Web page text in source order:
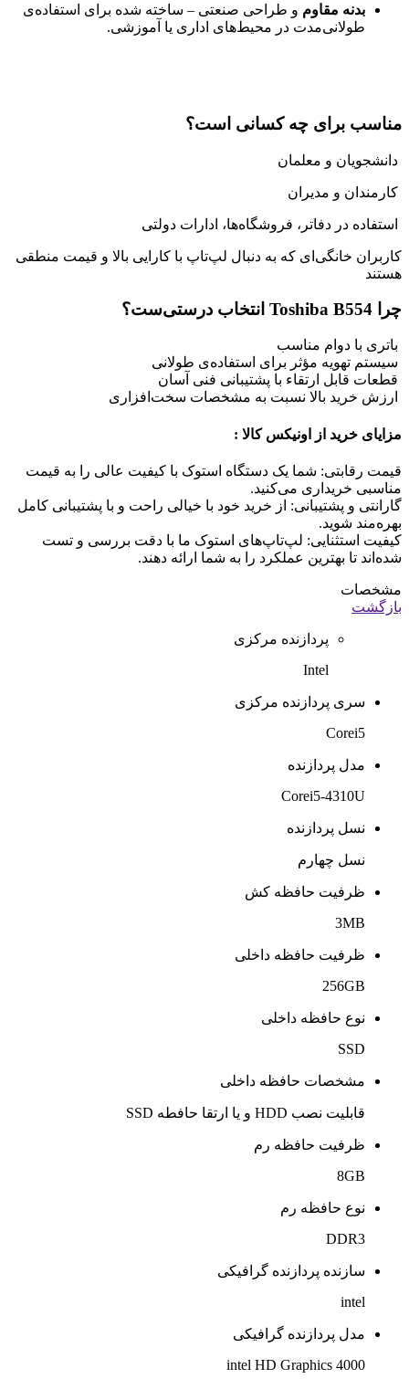
بدنه مقاوم و طراحی صنعتی – ساخته شده برای استفاده‌ی
طولانی‌مدت در محیط‌های اداری یا آموزشی.
مناسب برای چه کسانی است؟
دانشجویان و معلمان
کارمندان و مدیران
استفاده در دفاتر، فروشگاه‌ها، ادارات دولتی
کاربران خانگی‌ای که به دنبال لپ‌تاپ با کارایی بالا و قیمت منطقی
هستند
چرا Toshiba B554 انتخاب درستی‌ست؟
باتری با دوام مناسب
سیستم تهویه مؤثر برای استفاده‌ی طولانی
قطعات قابل ارتقاء با پشتیبانی فنی آسان
ارزش خرید بالا نسبت به مشخصات سخت‌افزاری
مزایای خرید از اونیکس کالا :
قیمت رقابتی: شما یک دستگاه استوک با کیفیت عالی را به قیمت
مناسبی خریداری می‌کنید.
گارانتی و پشتیبانی: از خرید خود با خیالی راحت و با پشتیبانی کامل
بهره‌مند شوید.
کیفیت استثنایی: لپ‌تاپ‌های استوک ما با دقت بررسی و تست
شده‌اند تا بهترین عملکرد را به شما ارائه دهند.
مشخصات
بازگشت
پردازنده مرکزی
Intel
سری پردازنده مرکزی
Corei5
مدل پردازنده
Corei5-4310U
نسل پردازنده
نسل چهارم
ظرفیت حافظه کش
3MB
ظرفیت حافظه داخلی
256GB
نوع حافظه داخلی
SSD
مشخصات حافظه داخلی
قابلیت نصب HDD و یا ارتقا حافطه SSD
ظرفیت حافظه رم
8GB
نوع حافظه رم
DDR3
سازنده پردازنده گرافیکی
intel
مدل پردازنده گرافیکی
intel HD Graphics 4000